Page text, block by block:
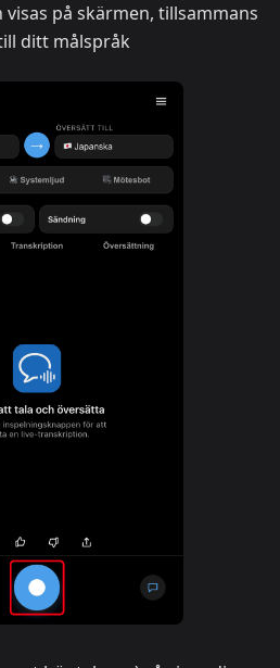
på skärmen, tillsammans
ditt målspråk